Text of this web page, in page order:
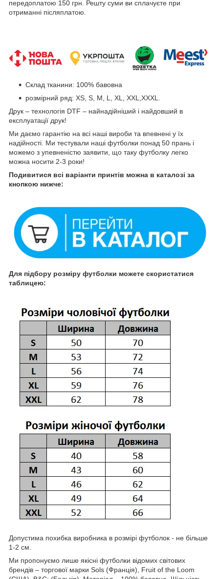
передоплатою 150 грн. Решту суми ви сплачуєте при
отриманні післяплатою.
Склад тканини: 100% бавовна
розмірний ряд: XS, S, M, L, XL, XXL,XXXL.
Друк – технологія DTF – найнадійніший і найдовший в
експлуатації друк!
Ми даємо гарантію на всі наші вироби та впевнені у їх
надійності. Ми тестували наші футболки понад 50 прань і
можемо з упевненістю заявити, що таку футболку легко
можна носити 2-3 роки!
Подивитися всі варіанти принтів можна в каталозі за
кнопкою нижче:
Для підбору розміру футболки можете скористатися
таблицею:
Допустима похибка виробника в розмірі футболок - не більше
1-2 см.
Ми пропонуємо лише якісні футболки відомих світових
брендів – торгової марки Sols (Франція), Fruit of the Loom